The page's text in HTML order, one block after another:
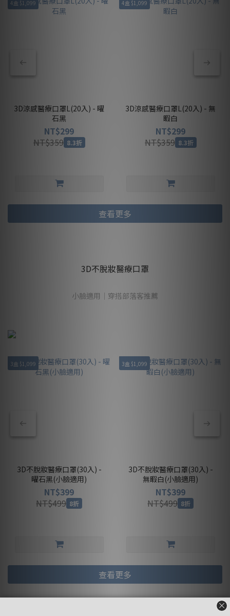
4盒 $1,099
3D涼感醫療口罩L(20入) - 曜
石黑
NT$299
NT$359 8.3折
4盒 $1,099
3D涼感醫療口罩L(20入) - 無
暇白
NT$299
NT$359 8.3折
查看更多
3D不脫妝醫療口罩
小臉適用｜穿搭部落客推薦
3盒 $1,099
3D不脫妝醫療口罩(30入) -
曜石黑(小臉適用)
NT$399
NT$499 8折
3盒 $1,099
3D不脫妝醫療口罩(30入) -
無暇白(小臉適用)
NT$399
NT$499 8折
查看更多